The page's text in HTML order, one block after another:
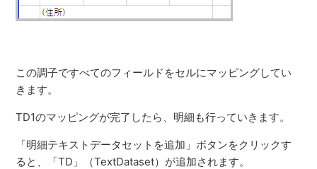
この調子ですべてのフィールドをセルにマッピングしてい
きます。
TD1のマッピングが完了したら、明細も行っていきます。
「明細テキストデータセットを追加」ボタンをクリックす
ると、「TD」（TextDataset）が追加されます。